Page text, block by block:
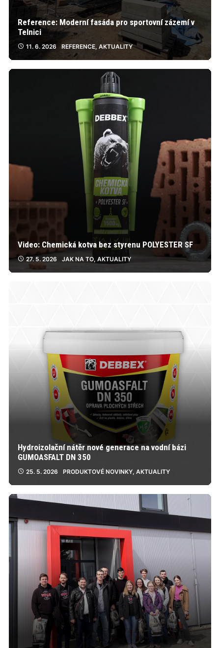
Reference: Moderní fasáda pro sportovní zázemí v
Telnici
11. 6. 2026 REFERENCE, AKTUALITY
Video: Chemická kotva bez styrenu POLYESTER SF
27. 5. 2026 JAK NA TO, AKTUALITY
Hydroizolační nátěr nové generace na vodní bázi
GUMOASFALT DN 350
25. 5. 2026 PRODUKTOVÉ NOVINKY, AKTUALITY